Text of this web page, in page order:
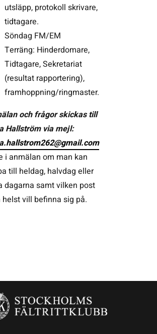
utsläpp, protokoll skrivare,
tidtagare.
Söndag FM/EM
Terräng: Hinderdomare,
Tidtagare, Sekretariat
(resultat rapportering),
framhoppning/ringmaster.
och frågor skickas till
Hallström via mejl:
i anmälan om man kan
till heldag, halvdag eller
dagarna samt vilken post
helst vill befinna sig på.